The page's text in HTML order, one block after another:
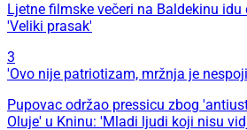
Ljetne filmske večeri na Baldekinu idu
'Veliki prasak'
3
'Ovo nije patriotizam, mržnja je
Pupovac održao pressicu zbog
Oluje' u Kninu: 'Mladi ljudi koji nisu